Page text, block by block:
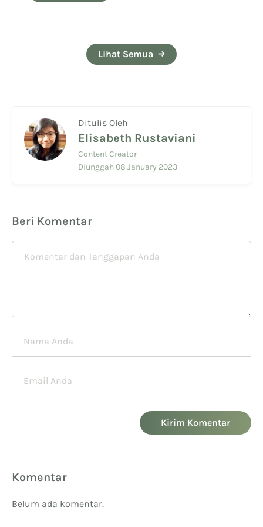
Lihat Semua
Ditulis Oleh
Elisabeth Rustaviani
Content Creator
Diunggah 08 January 2023
Beri Komentar
Kirim Komentar
Komentar
Belum ada komentar.